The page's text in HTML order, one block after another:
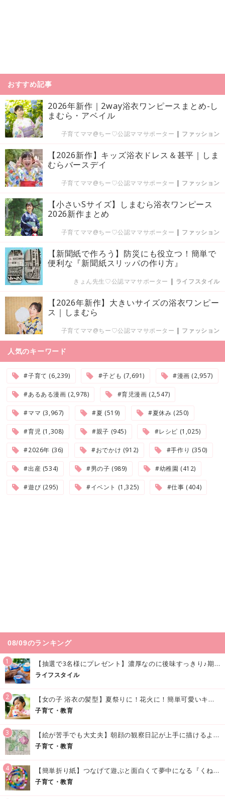
おすすめ記事
2026年新作｜2way浴衣ワンピースまとめ-し
まむら・アベイル
子育てママ@ちー♡公認ママサポーター | ファッション
【2026新作】キッズ浴衣ドレス＆甚平｜しま
むらバースデイ
子育てママ@ちー♡公認ママサポーター | ファッション
【小さいSサイズ】しまむら浴衣ワンピース
2026新作まとめ
子育てママ@ちー♡公認ママサポーター | ファッション
【新聞紙で作ろう】防災にも役立つ！簡単で
便利な『新聞紙スリッパの作り方』
きょん先生♡公認ママサポーター | ライフスタイル
【2026年新作】大きいサイズの浴衣ワンピー
ス｜しまむら
子育てママ@ちー♡公認ママサポーター | ファッション
人気のキーワード
#子育て (6,239) #子ども (7,691) #漫画 (2,957)
#あるある漫画 (2,978) #育児漫画 (2,547)
#ママ (3,967) #夏 (519) #夏休み (250)
#育児 (1,308) #親子 (945) #レシピ (1,025)
#2026年 (36) #おでかけ (912) #手作り (350)
#出産 (534) #男の子 (989) #幼稚園 (412)
#遊び (295) #イベント (1,325) #仕事 (404)
08/09のランキング
1 【抽選で3名様にプレゼント】濃厚なのに後味すっきり♪期間限定の「メイトーのなめらかプリン カルピス®入りソース」で夏を味わおう！
ライフスタイル
2 【女の子 浴衣の髪型】夏祭りに！花火に！簡単可愛いキッズの浴衣ヘアアレンジまとめ
子育て・教育
3 【絵が苦手でも大丈夫】朝顔の観察日記が上手に描けるようになる方法｜イラスト付き
子育て・教育
4 【簡単折り紙】つなげて遊ぶと面白くて夢中になる『くねくねへびさんの作り方』
子育て・教育